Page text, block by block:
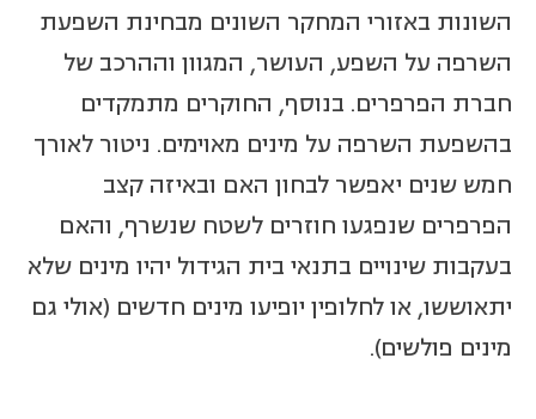
השונות באזורי המחקר השונים מבחינת השפעת
השרפה על השפע, העושר, המגוון וההרכב של
חברת הפרפרים. בנוסף, החוקרים מתמקדים
בהשפעת השרפה על מינים מאוימים. ניטור לאורך
חמש שנים יאפשר לבחון האם ובאיזה קצב
הפרפרים שנפגעו חוזרים לשטח שנשרף, והאם
בעקבות שינויים בתנאי בית הגידול יהיו מינים שלא
יתאוששו, או לחלופין יופיעו מינים חדשים (אולי גם
מינים פולשים).